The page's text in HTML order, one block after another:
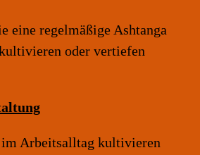
eine regelmäßige Ashtanga
oder vertiefen
Arbeitsalltag kultivieren